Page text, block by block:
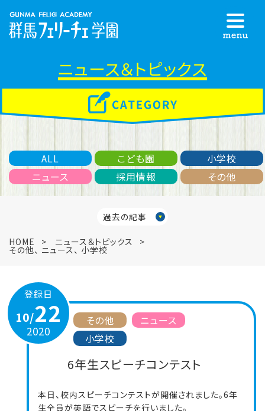
ニュース＆トピックス
ALL こども園
小学校
ニュース
採用情報 その他
HOME ニュース＆トピックス
その他、 ニュース、 小学校
過去の記事
登録日
10/22
2020
その他
ニュース
小学校
6年生スピーチコンテスト
本日、校内スピーチコンテストが開催されました。6年
生全員が英語でスピーチを行いました。